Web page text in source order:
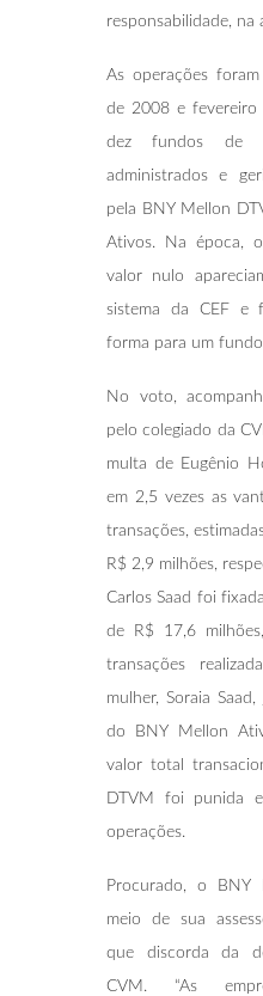
responsabilidade, na
As operações
de 2008 e
dez fundos de
administrados e
pela BNY Mellon
Ativos. Na época,
valor nulo
sistema da CEF e
forma para um
No voto,
pelo colegiado da
multa de Eugênio
em 2,5 vezes as
transações,
R$ 2,9 milhões,
Carlos Saad foi
de R$ 17,6
transações
mulher, Soraia
do BNY Mellon
valor total
DTVM foi punida
operações.
Procurado, o BNY
meio de sua
que discorda da
CVM. “As